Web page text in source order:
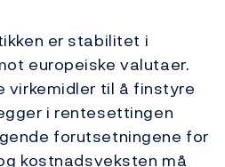
er stabilitet i
europeiske valutaer.
virkemidler til å finstyre
i rentesettingen
forutsetningene for
kostnadsveksten må